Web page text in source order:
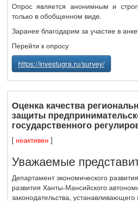
Опрос является анонимным и
только в обобщенном виде.
Заранее благодарим за участие в
Перейти к опросу
https://investugra.ru/survey/
Оценка качества
защиты
государственного
[ неактивен ]
Уважаемые
Департамент экономического
развития Ханты-Мансийского
законодательства,